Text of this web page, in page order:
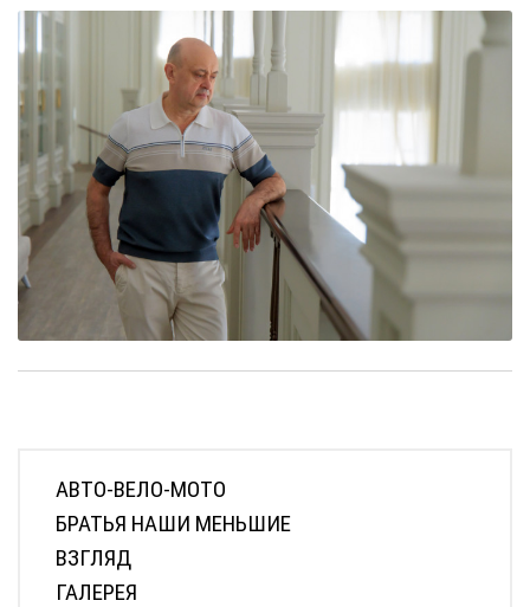
АВТО-ВЕЛО-МОТО
БРАТЬЯ НАШИ МЕНЬШИЕ
ВЗГЛЯД
ГАЛЕРЕЯ